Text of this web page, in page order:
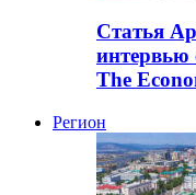
Статья
интервью
The
Регион